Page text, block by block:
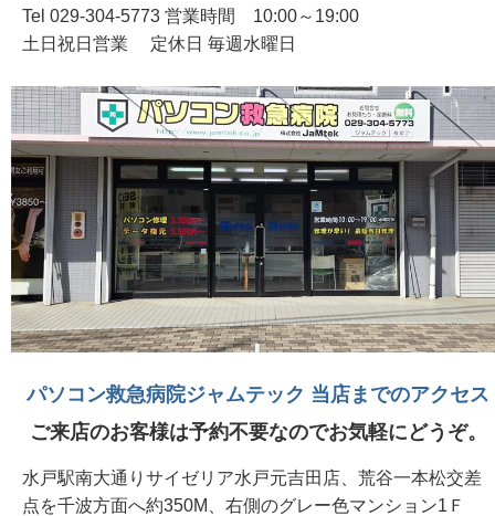
Tel 029-304-5773 営業時間 10:00～19:00
土日祝日営業 定休日 毎週水曜日
パソコン救急病院ジャムテック 当店までのアクセス
ご来店のお客様は予約不要なのでお気軽にどうぞ。
水戸駅南大通りサイゼリア水戸元吉田店、荒谷一本松交差
点を千波方面へ約350M、右側のグレー色マンション1Ｆ